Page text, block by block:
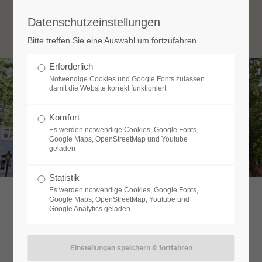
Login
Passwort
Anmelden
|Lost your password?
Support
Datenschutzeinstellungen
Bitte treffen Sie eine Auswahl um fortzufahren
Erforderlich
Notwendige Cookies und Google Fonts zulassen
damit die Website korrekt funktioniert
Komfort
Es werden notwendige Cookies, Google Fonts,
Google Maps, OpenStreetMap und Youtube
geladen
Statistik
Es werden notwendige Cookies, Google Fonts,
Google Maps, OpenStreetMap, Youtube und
Google Analytics geladen